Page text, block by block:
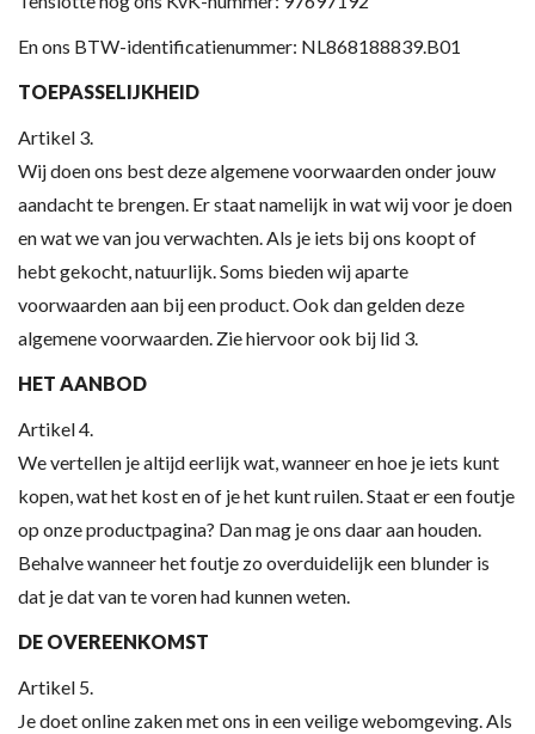
En ons BTW-identificatienummer: NL868188839.B01
TOEPASSELIJKHEID
Artikel 3.
Wij doen ons best deze algemene voorwaarden onder jouw
aandacht te brengen. Er staat namelijk in wat wij voor je doen
en wat we van jou verwachten. Als je iets bij ons koopt of
hebt gekocht, natuurlijk. Soms bieden wij aparte
voorwaarden aan bij een product. Ook dan gelden deze
algemene voorwaarden. Zie hiervoor ook bij lid 3.
HET AANBOD
Artikel 4.
We vertellen je altijd eerlijk wat, wanneer en hoe je iets kunt
kopen, wat het kost en of je het kunt ruilen. Staat er een foutje
op onze productpagina? Dan mag je ons daar aan houden.
Behalve wanneer het foutje zo overduidelijk een blunder is
dat je dat van te voren had kunnen weten.
DE OVEREENKOMST
Artikel 5.
Je doet online zaken met ons in een veilige webomgeving. Als